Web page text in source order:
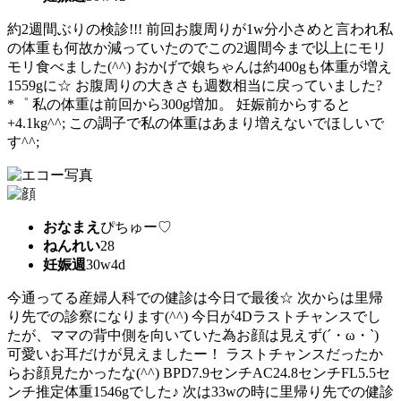
約2週間ぶりの検診!!! 前回お腹周りが1w分小さめと言われ私
の体重も何故か減っていたのでこの2週間今まで以上にモリ
モリ食べました(^^) おかげで娘ちゃんは約400gも体重が増え
1559gに☆ お腹周りの大きさも週数相当に戻っていました?
*゜ 私の体重は前回から300g増加。 妊娠前からすると
+4.1kg^^; この調子で私の体重はあまり増えないでほしいで
す^^;
おなまえ ぴちゅー♡
ねんれい28
妊娠週30w4d
今通ってる産婦人科での健診は今日で最後☆ 次からは里帰
り先での診察になります(^^) 今日が4Dラストチャンスでし
たが、ママの背中側を向いていた為お顔は見えず(´・ω・`)
可愛いお耳だけが見えましたー！ ラストチャンスだったか
らお顔見たかったな(^^) BPD7.9センチAC24.8センチFL5.5セ
ンチ推定体重1546gでした♪ 次は33wの時に里帰り先での健診